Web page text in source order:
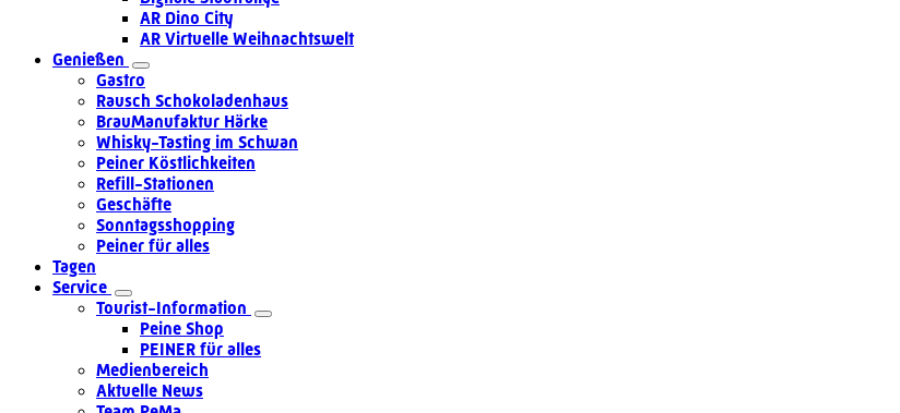
AR Dino City
AR Virtuelle Weihnachtswelt
Genießen
Gastro
Rausch Schokoladenhaus
BrauManufaktur Härke
Whisky-Tasting im Schwan
Peiner Köstlichkeiten
Refill-Stationen
Geschäfte
Sonntagsshopping
Peiner für alles
Tagen
Service
Tourist-Information
Peine Shop
PEINER für alles
Medienbereich
Aktuelle News